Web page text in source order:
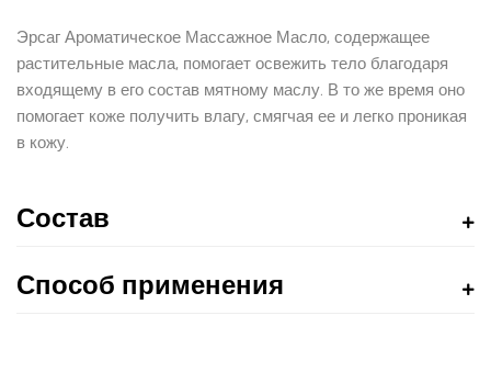
Эрсаг Ароматическое Массажное Масло, содержащее
растительные масла, помогает освежить тело благодаря
входящему в его состав мятному маслу. В то же время оно
помогает коже получить влагу, смягчая ее и легко проникая
в кожу.
Состав
Способ применения